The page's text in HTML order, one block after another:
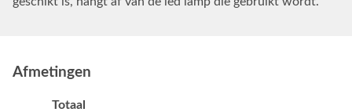
Afmetingen
Totaal